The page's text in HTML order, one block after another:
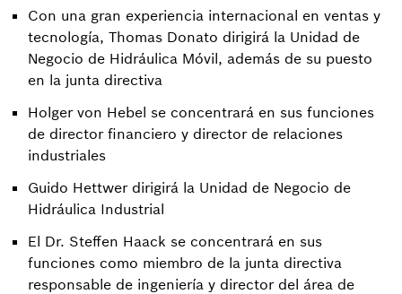
Con una gran experiencia internacional en ventas y
tecnología, Thomas Donato dirigirá la Unidad de
Negocio de Hidráulica Móvil, además de su puesto
en la junta directiva
Holger von Hebel se concentrará en sus funciones
de director financiero y director de relaciones
industriales
Guido Hettwer dirigirá la Unidad de Negocio de
Hidráulica Industrial
El Dr. Steffen Haack se concentrará en sus
funciones como miembro de la junta directiva
responsable de ingeniería y director del área de